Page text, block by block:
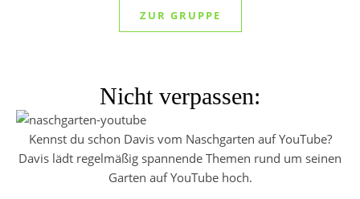
ZUR GRUPPE
Nicht verpassen:
Kennst du schon Davis vom Naschgarten auf YouTube?
Davis lädt regelmäßig spannende Themen rund um seinen
Garten auf YouTube hoch.